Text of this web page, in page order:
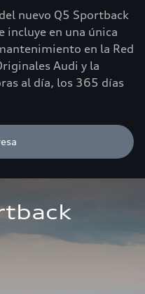
nuevo Q5 Sportback
incluye en una única
en la Red
Audi y la
al día, los 365 días